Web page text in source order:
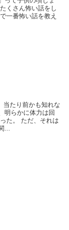
くさん怖い話をし
一番怖い話を教え
当たり前かも知れな
明らかに体力は回
た。 ただ、それは
...